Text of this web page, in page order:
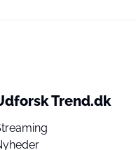
Trend.dk